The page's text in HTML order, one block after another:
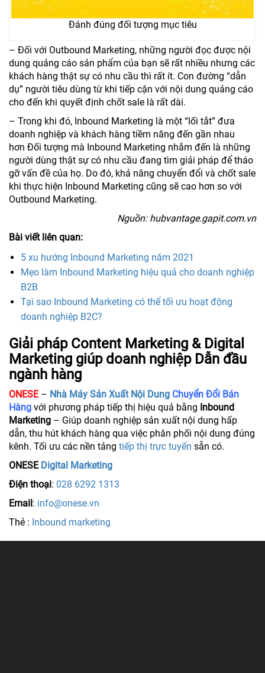
Đánh đúng đối tượng mục tiêu
– Đối với Outbound Marketing, những người đọc được nội
dung quảng cáo sản phẩm của bạn sẽ rất nhiều nhưng các
khách hàng thật sự có nhu cầu thì rất ít. Con đường “dẫn
dụ” người tiêu dùng từ khi tiếp cận với nội dung quảng cáo
cho đến khi quyết định chốt sale là rất dài.
– Trong khi đó, Inbound Marketing là một “lối tắt” đưa
doanh nghiệp và khách hàng tiềm năng đến gần nhau
hơn Đối tượng mà Inbound Marketing nhắm đến là những
người dùng thật sự có nhu cầu đang tìm giải pháp để tháo
gỡ vấn đề của họ. Do đó, khả năng chuyển đổi và chốt sale
khi thực hiện Inbound Marketing cũng sẽ cao hơn so với
Outbound Marketing.
Nguồn: hubvantage.gapit.com.vn
Bài viết liên quan:
5 xu hướng Inbound Marketing năm 2021
Mẹo làm Inbound Marketing hiệu quả cho doanh nghiệp
B2B
Tại sao Inbound Marketing có thể tối ưu hoạt động
doanh nghiệp B2C?
Giải pháp Content Marketing & Digital
Marketing giúp doanh nghiệp Dẫn đầu
ngành hàng
ONESE– Nhà Máy Sản Xuất Nội Dung Chuyển Đổi Bán
Hàng với phương pháp tiếp thị hiệu quả bằng Inbound
Marketing – Giúp doanh nghiệp sản xuất nội dung hấp
dẫn, thu hút khách hàng qua việc phân phối nội dung đúng
kênh. Tối ưu các nền tảng tiếp thị trực tuyến sẵn có.
ONESE Digital Marketing
Điện thoại: 028 6292 1313
Email: info@onese.vn
Thẻ : Inbound marketing